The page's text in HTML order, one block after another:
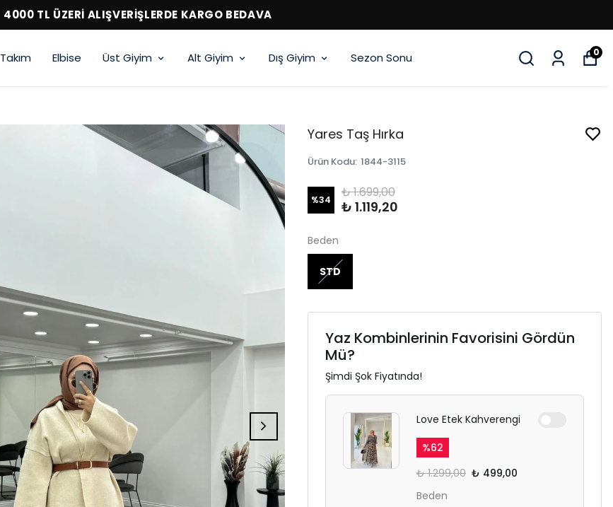
4000 TL ÜZERİ ALIŞVERİŞLERDE KARGO BEDAVA
Takım Elbise Üst Giyim Alt Giyim Dış Giyim Sezon Sonu 0
Yares Taş Hırka
Ürün Kodu: 1844-3115
%34 ₺ 1.699,00
₺ 1.119,20
Beden
STD
Yaz Kombinlerinin Favorisini Gördün
Mü?
Şimdi Şok Fiyatında!
Love Etek Kahverengi
%62
₺ 1.299,00 ₺ 499,00
Beden